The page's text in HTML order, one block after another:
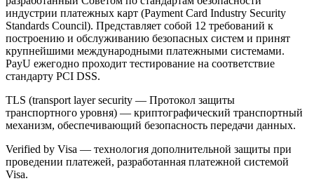
индустрии платежных карт (Payment Card Industry Security
Standards Council). Представляет собой 12 требований к
построению и обслуживанию безопасных систем и принят
крупнейшими международными платежными системами.
PayU ежегодно проходит тестирование на соответствие
стандарту PCI DSS.
TLS (transport layer security — Протокол защиты
транспортного уровня) — криптографический транспортный
механизм, обеспечивающий безопасность передачи данных.
Verified by Visa — технология дополнительной защиты при
проведении платежей, разработанная платежной системой
Visa.